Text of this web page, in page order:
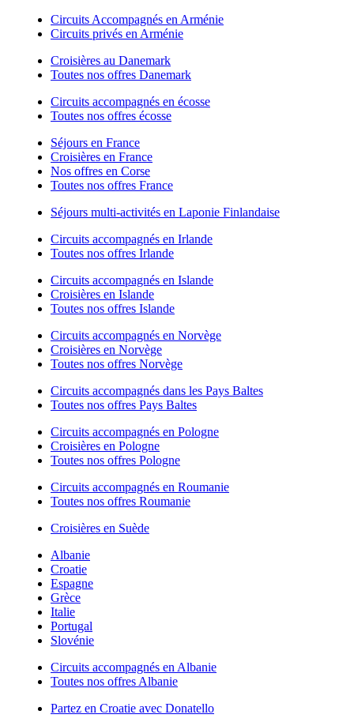
Circuits Accompagnés en Arménie
Circuits privés en Arménie
Croisières au Danemark
Toutes nos offres Danemark
Circuits accompagnés en écosse
Toutes nos offres écosse
Séjours en France
Croisières en France
Nos offres en Corse
Toutes nos offres France
Séjours multi-activités en Laponie Finlandaise
Circuits accompagnés en Irlande
Toutes nos offres Irlande
Circuits accompagnés en Islande
Croisières en Islande
Toutes nos offres Islande
Circuits accompagnés en Norvège
Croisières en Norvège
Toutes nos offres Norvège
Circuits accompagnés dans les Pays Baltes
Toutes nos offres Pays Baltes
Circuits accompagnés en Pologne
Croisières en Pologne
Toutes nos offres Pologne
Circuits accompagnés en Roumanie
Toutes nos offres Roumanie
Croisières en Suède
Albanie
Croatie
Espagne
Grèce
Italie
Portugal
Slovénie
Circuits accompagnés en Albanie
Toutes nos offres Albanie
Partez en Croatie avec Donatello